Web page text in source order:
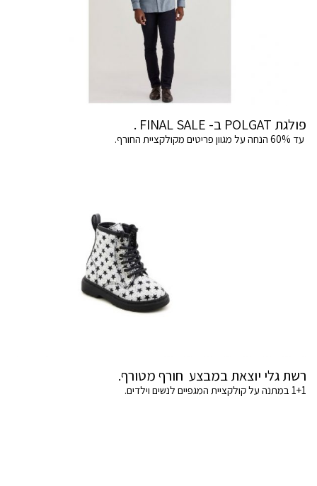
פולגת POLGAT ב- FINAL SALE .
עד 60% הנחה על מגוון פריטים מקולקציית החורף.
רשת גלי יוצאת במבצע חורף מטורף.
1+1 במתנה על קולקציית המגפיים לנשים וילדים.